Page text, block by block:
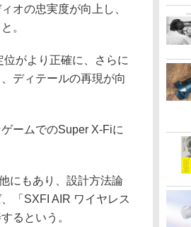
オの忠実度が向上し、
。
がより正確に、さらに
ディテールの再現が向
ームでのSuper X-Fiに
にもあり、設計方法論
「SXFI AIR ワイヤレス
るという。